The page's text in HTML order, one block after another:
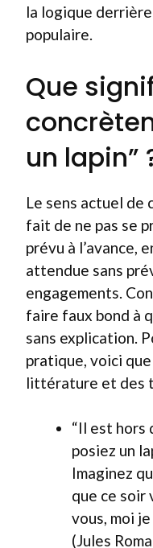
la logique
populaire.
Que
un lapin”
Le sens actuel
fait de ne pas se
prévu à l’avance,
attendue sans
engagements.
faire faux bond à
sans explication.
pratique, voici
littérature et des
“Il est hors
posiez un
Imaginez
que ce soir
vous, moi
(Jules